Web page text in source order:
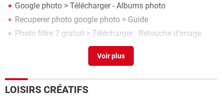
Google photo > Télécharger - Albums photo
Recuperer photo google photo > Guide
Photo filtre 7 gratuit > Télécharger - Retouche d'image
Partage photo en ligne gratuit> Guide
Comment légender une photo> Guide
LOISIRS CRÉATIFS